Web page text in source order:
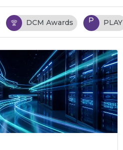
DCM Awards P PLAY